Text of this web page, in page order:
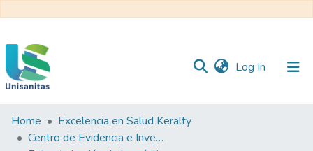
Log In (current)
Inicio
Web
Unisanitas
Web
Home
Excelencia en Salud Keralty
Centro de Evidencia e Investigación para las Decisiones en Salud – CEIDS